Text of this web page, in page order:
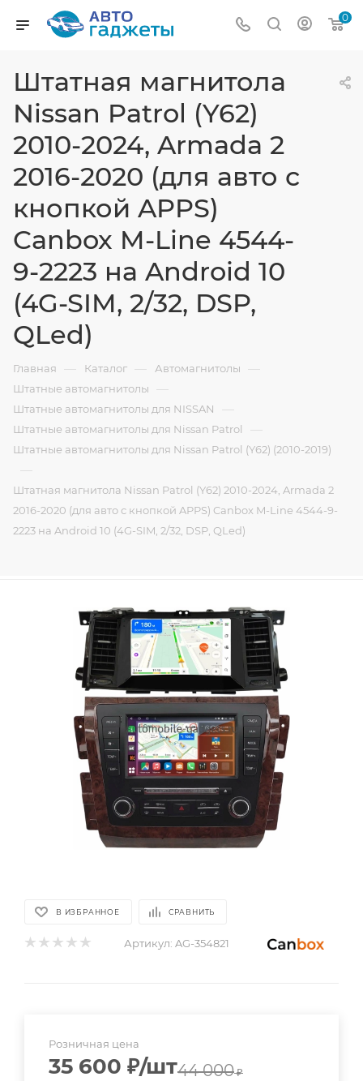
0
Штатная магнитола
Nissan Patrol (Y62)
2010-2024, Armada 2
2016-2020 (для авто с
кнопкой APPS)
Canbox M-Line 4544-
9-2223 на Android 10
(4G-SIM, 2/32, DSP,
QLed)
Главная — Каталог — Автомагнитолы —
Штатные автомагнитолы —
Штатные автомагнитолы для NISSAN —
Штатные автомагнитолы для Nissan Patrol —
Штатные автомагнитолы для Nissan Patrol (Y62) (2010-2019)
—
Штатная магнитола Nissan Patrol (Y62) 2010-2024, Armada 2
2016-2020 (для авто с кнопкой APPS) Canbox M-Line 4544-9-
2223 на Android 10 (4G-SIM, 2/32, DSP, QLed)
В ИЗБРАННОЕ СРАВНИТЬ
Артикул: AG-354821
Розничная цена
35 600 ₽/шт44 000₽